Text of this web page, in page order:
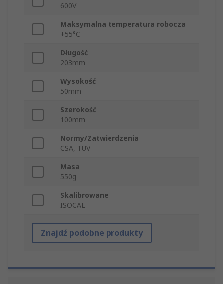
600V
Maksymalna temperatura robocza
+55°C
Długość
203mm
Wysokość
50mm
Szerokość
100mm
Normy/Zatwierdzenia
CSA, TUV
Masa
550g
Skalibrowane
ISOCAL
Znajdź podobne produkty